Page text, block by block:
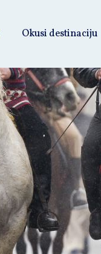
Okusi destinaciju